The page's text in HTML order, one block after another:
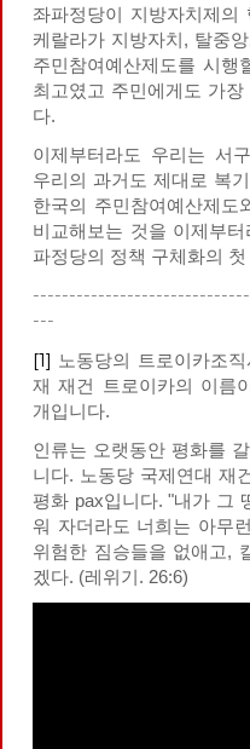
좌파정당이 지방자치제의
케랄라가 지방자치, 탈중
주민참여예산제도를 시행
최고였고 주민에게도 가
다.
이제부터라도 우리는 서구
우리의 과거도 제대로 복
한국의 주민참여예산제도
비교해보는 것을 이제부
파정당의 정책 구체화의
---
[1] 노동당의 트로이카조
재 재건 트로이카의 이름
개입니다.
인류는 오랫동안 평화를
니다. 노동당 국제연대 재
평화 pax입니다. "내가 그
워 자더라도 너희는 아무
위험한 짐승들을 없애고,
겠다. (레위기. 26:6)